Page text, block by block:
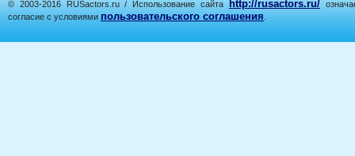
© 2003-2016 RUSactors.ru / Использование сайта http://rusactors.ru/
согласие с условиями пользовательского соглашения